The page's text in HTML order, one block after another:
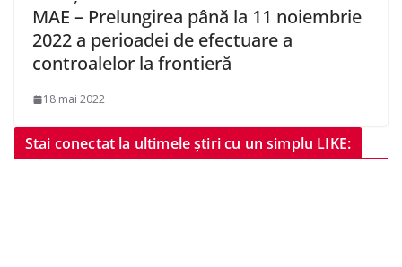
MAE – Prelungirea până la 11 noiembrie
2022 a perioadei de efectuare a
controalelor la frontieră
18 mai 2022
Stai conectat la ultimele știri cu un simplu LIKE: